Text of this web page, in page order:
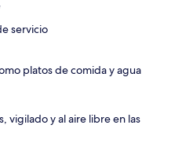
servicio
platos de comida y agua
vigilado y al aire libre en las